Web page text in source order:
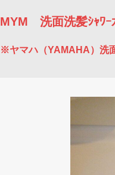
MYM 洗面洗髪ｼｬﾜ
※ヤマハ（YAMAHA）洗